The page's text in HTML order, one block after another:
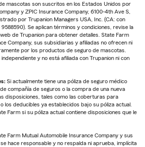
mascotas son suscritos en los Estados Unidos por
y ZPIC Insurance Company, 6100-4th Ave S,
por Trupanion Managers USA, Inc. (CA: con
9588590). Se aplican términos y condiciones, revise la
de Trupanion para obtener detalles. State Farm
Company, sus subsidiarias y afiliadas no ofrecen ni
por los productos de seguro de mascotas.
y no está afiliada con Trupanion ni con
Si actualmente tiene una póliza de seguro médico
compañía de seguros o la compra de una nueva
disposiciones, tales como las coberturas para
los deducibles ya establecidos bajo su póliza actual.
Farm si su póliza actual contiene disposiciones que le
Farm Mutual Automobile Insurance Company y sus
hace responsable y no respalda ni aprueba, implícita